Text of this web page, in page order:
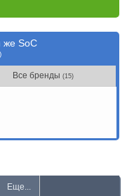
же SoC
Все бренды(15)
Еще...